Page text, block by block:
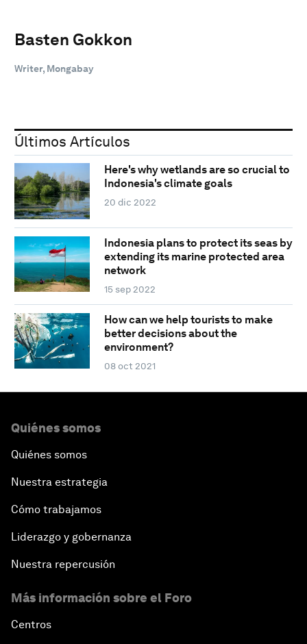
Basten Gokkon
Writer, Mongabay
Últimos Artículos
Here's why wetlands are so crucial to
Indonesia's climate goals
20 dic 2022
Indonesia plans to protect its seas by
extending its marine protected area
network
15 sep 2022
How can we help tourists to make
better decisions about the
environment?
08 oct 2021
Quiénes somos
Quiénes somos
Nuestra estrategia
Cómo trabajamos
Liderazgo y gobernanza
Nuestra repercusión
Más información sobre el Foro
Centros